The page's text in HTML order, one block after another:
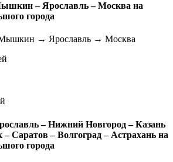
– Ярославль – Москва на
города
→ Ярославль → Москва
– Нижний Новгород – Казань
– Саратов – Волгоград – Астрахань на
города